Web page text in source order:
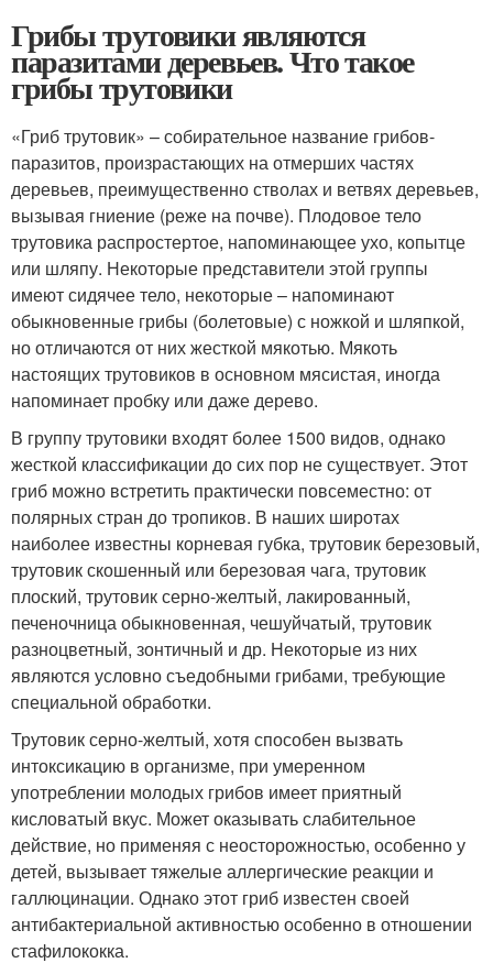
Грибы трутовики являются
паразитами деревьев. Что такое
грибы трутовики
«Гриб трутовик» – собирательное название грибов-
паразитов, произрастающих на отмерших частях
деревьев, преимущественно стволах и ветвях деревьев,
вызывая гниение (реже на почве). Плодовое тело
трутовика распростертое, напоминающее ухо, копытце
или шляпу. Некоторые представители этой группы
имеют сидячее тело, некоторые – напоминают
обыкновенные грибы (болетовые) с ножкой и шляпкой,
но отличаются от них жесткой мякотью. Мякоть
настоящих трутовиков в основном мясистая, иногда
напоминает пробку или даже дерево.
В группу трутовики входят более 1500 видов, однако
жесткой классификации до сих пор не существует. Этот
гриб можно встретить практически повсеместно: от
полярных стран до тропиков. В наших широтах
наиболее известны корневая губка, трутовик березовый,
трутовик скошенный или березовая чага, трутовик
плоский, трутовик серно-желтый, лакированный,
печеночница обыкновенная, чешуйчатый, трутовик
разноцветный, зонтичный и др. Некоторые из них
являются условно съедобными грибами, требующие
специальной обработки.
Трутовик серно-желтый, хотя способен вызвать
интоксикацию в организме, при умеренном
употреблении молодых грибов имеет приятный
кисловатый вкус. Может оказывать слабительное
действие, но применяя с неосторожностью, особенно у
детей, вызывает тяжелые аллергические реакции и
галлюцинации. Однако этот гриб известен своей
антибактериальной активностью особенно в отношении
стафилококка.